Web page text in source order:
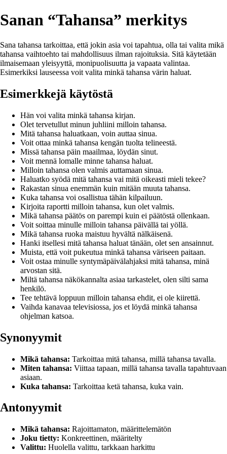
Sanan “Tahansa” merkitys
Sana tahansa tarkoittaa, että jokin asia voi tapahtua, olla tai valita mikä
tahansa vaihtoehto tai mahdollisuus ilman rajoituksia. Sitä käytetään
ilmaisemaan yleisyyttä, monipuolisuutta ja vapaata valintaa.
Esimerkiksi lauseessa voit valita minkä tahansa värin haluat.
Esimerkkejä käytöstä
Hän voi valita minkä tahansa kirjan.
Olet tervetullut minun juhliini milloin tahansa.
Mitä tahansa haluatkaan, voin auttaa sinua.
Voit ottaa minkä tahansa kengän tuolta telineestä.
Missä tahansa päin maailmaa, löydän sinut.
Voit mennä lomalle minne tahansa haluat.
Milloin tahansa olen valmis auttamaan sinua.
Haluatko syödä mitä tahansa vai mitä oikeasti mieli tekee?
Rakastan sinua enemmän kuin mitään muuta tahansa.
Kuka tahansa voi osallistua tähän kilpailuun.
Kirjoita raportti milloin tahansa, kun olet valmis.
Mikä tahansa päätös on parempi kuin ei päätöstä ollenkaan.
Voit soittaa minulle milloin tahansa päivällä tai yöllä.
Mikä tahansa ruoka maistuu hyvältä nälkäisenä.
Hanki itsellesi mitä tahansa haluat tänään, olet sen ansainnut.
Muista, että voit pukeutua minkä tahansa väriseen paitaan.
Voit ostaa minulle syntymäpäivälahjaksi mitä tahansa, minä
arvostan sitä.
Miltä tahansa näkökannalta asiaa tarkastelet, olen silti sama
henkilö.
Tee tehtävä loppuun milloin tahansa ehdit, ei ole kiirettä.
Vaihda kanavaa televisiossa, jos et löydä minkä tahansa
ohjelman katsoa.
Synonyymit
Mikä tahansa: Tarkoittaa mitä tahansa, millä tahansa tavalla.
Miten tahansa: Viittaa tapaan, millä tahansa tavalla tapahtuvaan
asiaan.
Kuka tahansa: Tarkoittaa ketä tahansa, kuka vain.
Antonyymit
Mikä tahansa: Rajoittamaton, määrittelemätön
Joku tietty: Konkreettinen, määritelty
Valittu: Huolella valittu, tarkkaan harkittu